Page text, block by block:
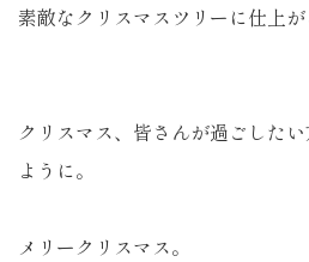
素敵なクリスマスツリーに仕上
クリスマス、皆さんが過ごした
ように。
メリークリスマス。